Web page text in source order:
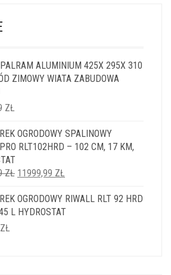
ALUMINIUM 425X 295X 310
ZIMOWY WIATA ZABUDOWA
ZŁ
OGRODOWY SPALINOWY
RLT102HRD – 102 CM, 17 KM,
ZŁ PIERWOTNA
WYNOSIŁA:
14999,99 ZŁ.
11999,99 ZŁ
WYNOSI:
11999,99 ZŁ.
OGRODOWY RIWALL RLT 92 HRD
L HYDROSTAT
ZŁ